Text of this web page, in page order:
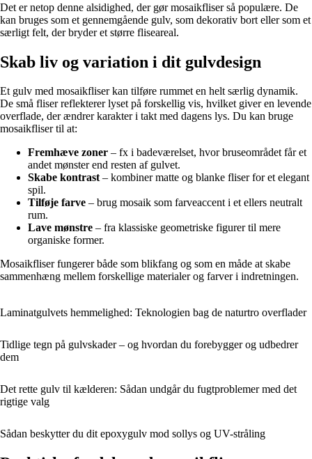
Det er netop denne alsidighed, der gør mosaikfliser så populære. De
kan bruges som et gennemgående gulv, som dekorativ bort eller som et
særligt felt, der bryder et større fliseareal.
Skab liv og variation i dit gulvdesign
Et gulv med mosaikfliser kan tilføre rummet en helt særlig dynamik.
De små fliser reflekterer lyset på forskellig vis, hvilket giver en levende
overflade, der ændrer karakter i takt med dagens lys. Du kan bruge
mosaikfliser til at:
Fremhæve zoner – fx i badeværelset, hvor bruseområdet får et
andet mønster end resten af gulvet.
Skabe kontrast– kombiner matte og blanke fliser for et elegant
spil.
Tilføje farve – brug mosaik som farveaccent i et ellers neutralt
rum.
Lave mønstre – fra klassiske geometriske figurer til mere
organiske former.
Mosaikfliser fungerer både som blikfang og som en måde at skabe
sammenhæng mellem forskellige materialer og farver i indretningen.
Laminatgulvets hemmelighed: Teknologien bag de naturtro overflader
Tidlige tegn på gulvskader – og hvordan du forebygger og udbedrer
dem
Det rette gulv til kælderen: Sådan undgår du fugtproblemer med det
rigtige valg
Sådan beskytter du dit epoxygulv mod sollys og UV-stråling